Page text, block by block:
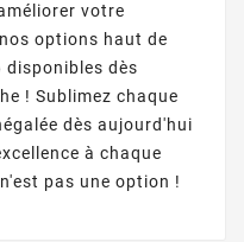
votre
options haut de
disponibles dès
! Sublimez chaque
dès aujourd'hui
à chaque
pas une option !